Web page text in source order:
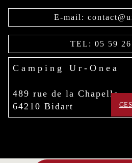
E-mail:
TEL: 05 59 26
Camping Ur-Onea
489 rue de la Chapelle
64210 Bidart